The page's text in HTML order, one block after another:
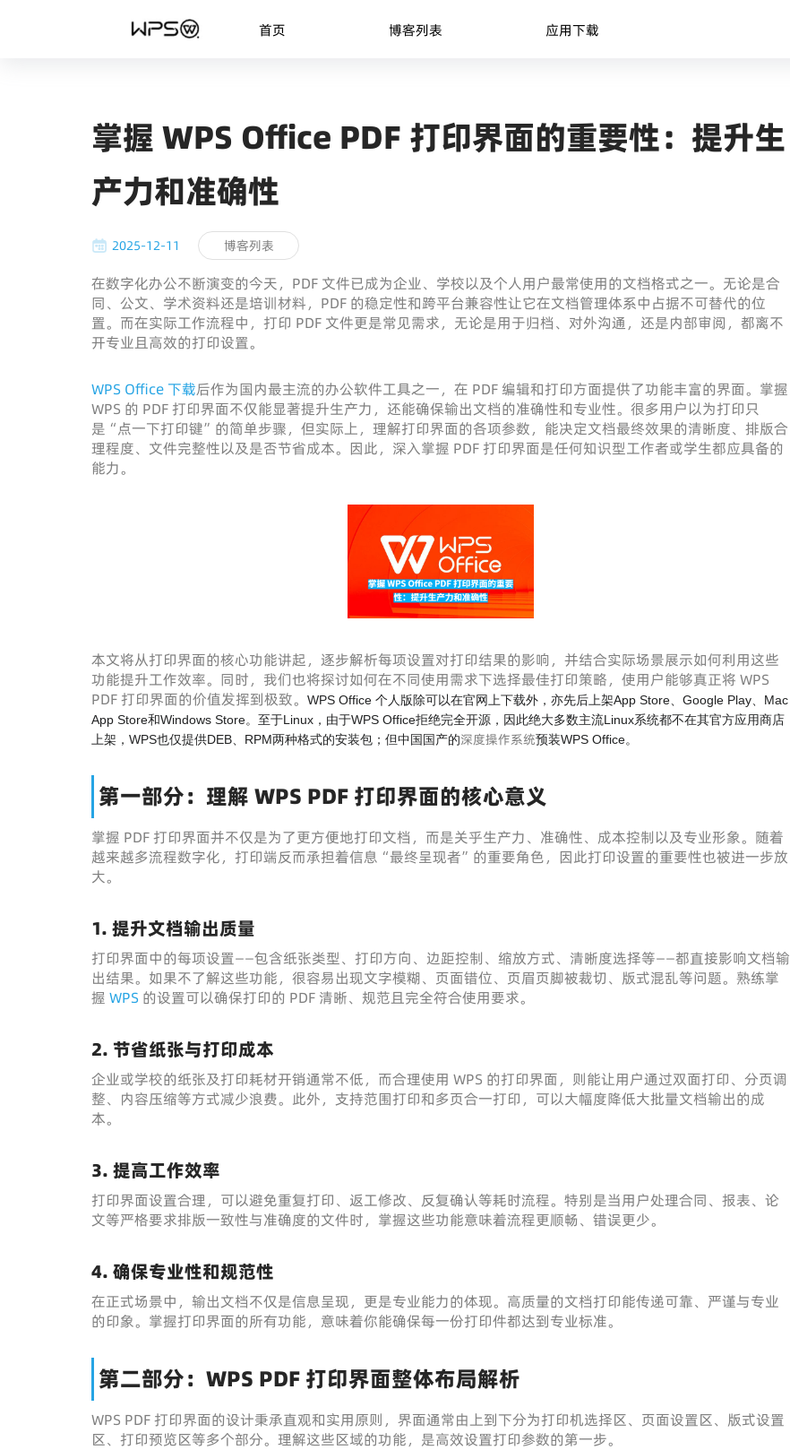
首页 博客列表 应用下载
掌握 WPS Office PDF 打印界面的重要性：提升生
产力和准确性
2025-12-11 博客列表
在数字化办公不断演变的今天，PDF 文件已成为企业、学校以及个人用户最常使用的文档格式之一。无论是合
同、公文、学术资料还是培训材料，PDF 的稳定性和跨平台兼容性让它在文档管理体系中占据不可替代的位
置。而在实际工作流程中，打印 PDF 文件更是常见需求，无论是用于归档、对外沟通，还是内部审阅，都离不
开专业且高效的打印设置。
WPS Office 下载后作为国内最主流的办公软件工具之一，在 PDF 编辑和打印方面提供了功能丰富的界面。掌握
WPS 的 PDF 打印界面不仅能显著提升生产力，还能确保输出文档的准确性和专业性。很多用户以为打印只
是“点一下打印键”的简单步骤，但实际上，理解打印界面的各项参数，能决定文档最终效果的清晰度、排版合
理程度、文件完整性以及是否节省成本。因此，深入掌握 PDF 打印界面是任何知识型工作者或学生都应具备的
能力。
本文将从打印界面的核心功能讲起，逐步解析每项设置对打印结果的影响，并结合实际场景展示如何利用这些
功能提升工作效率。同时，我们也将探讨如何在不同使用需求下选择最佳打印策略，使用户能够真正将 WPS
PDF 打印界面的价值发挥到极致。
WPS Office 个人版除可以在官网上下载外，亦先后上架App Store、Google Play、Mac
App Store和Windows Store。至于Linux，由于WPS Office拒绝完全开源，因此绝大多数主流Linux系统都不在其官方应用商店
上架，WPS也仅提供DEB、RPM两种格式的安装包；但中国国产的深度操作系统预装WPS Office。
第一部分：理解 WPS PDF 打印界面的核心意义
掌握 PDF 打印界面并不仅是为了更方便地打印文档，而是关乎生产力、准确性、成本控制以及专业形象。随着
越来越多流程数字化，打印端反而承担着信息“最终呈现者”的重要角色，因此打印设置的重要性也被进一步放
大。
1. 提升文档输出质量
打印界面中的每项设置——包含纸张类型、打印方向、边距控制、缩放方式、清晰度选择等——都直接影响文档输
出结果。如果不了解这些功能，很容易出现文字模糊、页面错位、页眉页脚被裁切、版式混乱等问题。熟练掌
握 WPS 的设置可以确保打印的 PDF 清晰、规范且完全符合使用要求。
2. 节省纸张与打印成本
企业或学校的纸张及打印耗材开销通常不低，而合理使用 WPS 的打印界面，则能让用户通过双面打印、分页调
整、内容压缩等方式减少浪费。此外，支持范围打印和多页合一打印，可以大幅度降低大批量文档输出的成
本。
3. 提高工作效率
打印界面设置合理，可以避免重复打印、返工修改、反复确认等耗时流程。特别是当用户处理合同、报表、论
文等严格要求排版一致性与准确度的文件时，掌握这些功能意味着流程更顺畅、错误更少。
4. 确保专业性和规范性
在正式场景中，输出文档不仅是信息呈现，更是专业能力的体现。高质量的文档打印能传递可靠、严谨与专业
的印象。掌握打印界面的所有功能，意味着你能确保每一份打印件都达到专业标准。
第二部分：WPS PDF 打印界面整体布局解析
WPS PDF 打印界面的设计秉承直观和实用原则，界面通常由上到下分为打印机选择区、页面设置区、版式设置
区、打印预览区等多个部分。理解这些区域的功能，是高效设置打印参数的第一步。